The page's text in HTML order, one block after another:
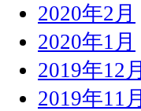
2020年2月
2020年1月
2019年12月
2019年11月